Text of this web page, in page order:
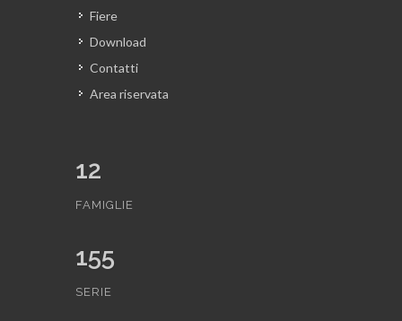
Fiere
Download
Contatti
Area riservata
12
FAMIGLIE
155
SERIE